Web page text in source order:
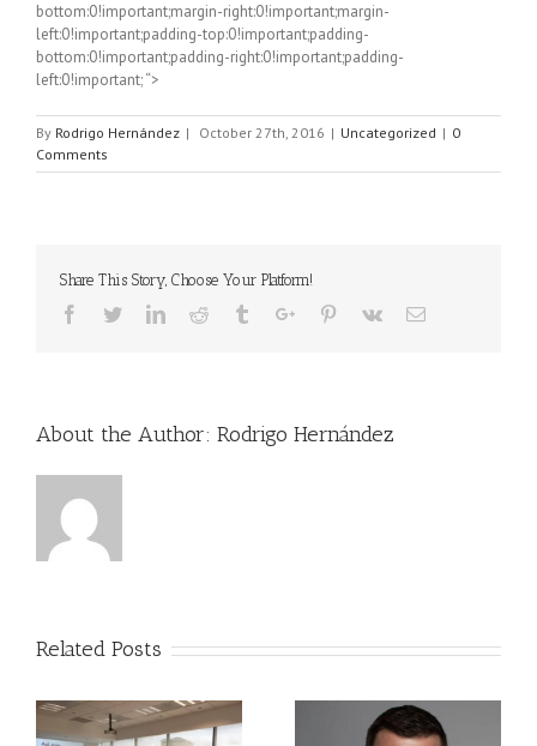
bottom:0!important;margin-right:0!important;margin-
left:0!important;padding-top:0!important;padding-
bottom:0!important;padding-right:0!important;padding-
left:0!important; “>
By Rodrigo Hernández | October 27th, 2016 | Uncategorized | 0
Comments
Share This Story, Choose Your Platform!
Facebook
TwitterLinkedinReddit TumblrGoogle+Pinterest
Vk Email
About the Author: Rodrigo Hernández
Related Posts